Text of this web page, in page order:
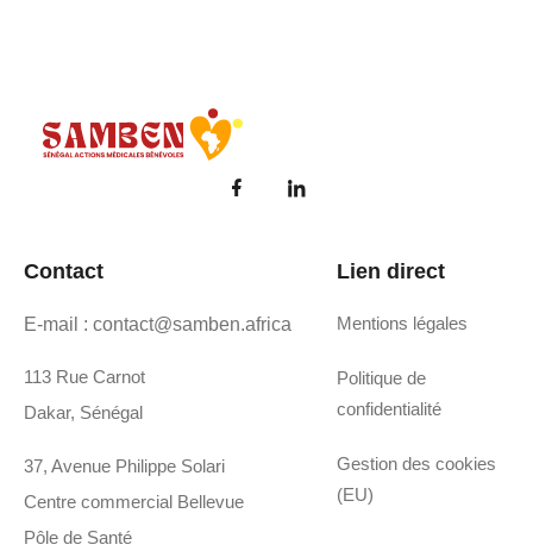
Samben
Réparons les coeurs de l'avenir du Sénégal
Contact
E-mail : contact@samben.africa
113 Rue Carnot
Dakar, Sénégal
37, Avenue Philippe Solari
Centre commercial Bellevue
Pôle de Santé
Lien direct
Mentions légales
Politique de
confidentialité
Gestion des cookies
(EU)